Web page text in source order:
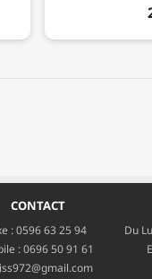
CONTACT
:0596 63 25 94
:0696 50 91 61
Du